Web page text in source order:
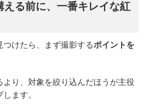
る前に、一番キレイな紅
つけたら、まず撮影するポイントを
り、対象を絞り込んだほうが主役
ます。